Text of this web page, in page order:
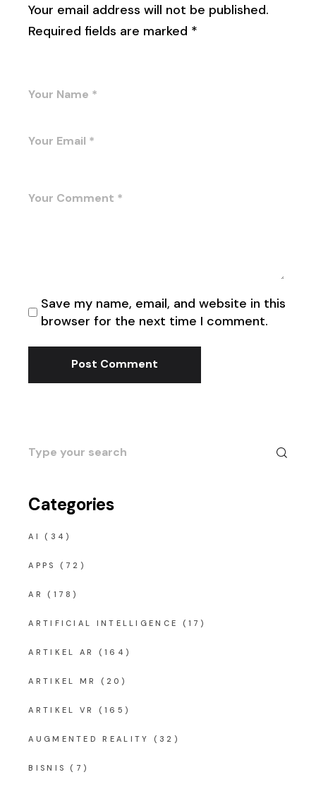
Your email address will not be published.
Required fields are marked *
Save my name, email, and website in this
browser for the next time I comment.
Post Comment
Search
for:
Categories
AI (34)
APPS (72)
AR (178)
ARTIFICIAL INTELLIGENCE (17)
ARTIKEL AR (164)
ARTIKEL MR (20)
ARTIKEL VR (165)
AUGMENTED REALITY (32)
BISNIS (7)